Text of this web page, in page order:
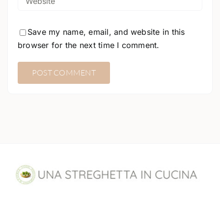
Save my name, email, and website in this
browser for the next time I comment.